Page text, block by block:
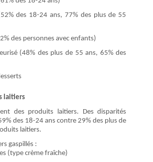
des 18-24 ans, 77% des plus de 55
des personnes avec enfants)
(48% des plus de 55 ans, 65% des
laitiers
des produits laitiers. Des disparités
des 18-24 ans contre 29% des plus de
laitiers.
gaspillés :
(type crème fraîche)